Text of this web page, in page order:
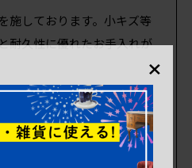
施しております。小キズ等
耐久性に優れたお手入れが
。
りますので、画像を参考に
質なお品です。
×